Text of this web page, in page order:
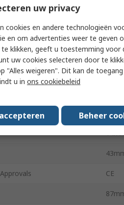
USB
Ports 3
USB
Type RJ45
CE
uw privacy
cookies en andere technologieën
en om advertenties weer te geven
klikken, geeft u toestemming voor
uw cookies selecteren door te
"Alles weigeren". Dit kan de
u in ons cookiebeleid
Beheer